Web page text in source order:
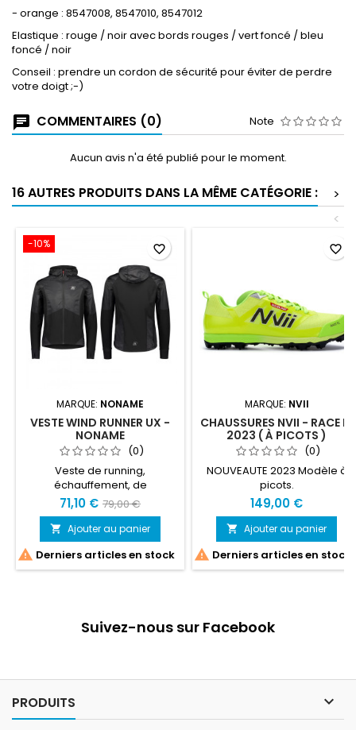
- orange : 8547008, 8547010, 8547012
Elastique : rouge / noir avec bords rouges / vert foncé / bleu
foncé / noir
Conseil : prendre un cordon de sécurité pour éviter de perdre
votre doigt ;-)
COMMENTAIRES (0) Note
Aucun avis n'a été publié pour le moment.
16 AUTRES PRODUITS DANS LA MÊME CATÉGORIE :
>
<
-10%
MARQUE: NONAME
VESTE WIND RUNNER UX -
NONAME
(0)
Veste de running,
échauffement, de
survêtement...
71,10 € 79,00 €
 Ajouter au panier
 Derniers articles en stock
favorite_border
MARQUE: NVII
CHAUSSURES NVII - RACE F1
2023 ( À PICOTS )
(0)
NOUVEAUTE 2023 Modèle à
picots.
149,00 €
 Ajouter au panier
 Derniers articles en stock
favorite_border
Suivez-nous sur Facebook
PRODUITS 